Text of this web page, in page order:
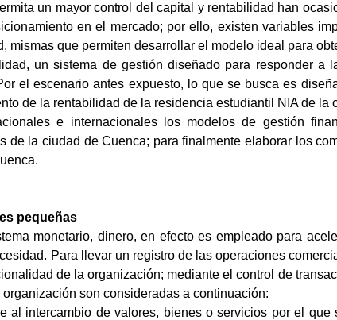
un mayor control del capital y rentabilidad han
en el mercado; por ello, existen variables
que permiten desarrollar el modelo ideal para
un sistema de gestión diseñado para responder a
el escenario antes expuesto, lo que se busca es
de la rentabilidad de la residencia estudiantil NIA de la
e internacionales los modelos de gestión
la ciudad de Cuenca; para finalmente elaborar los
pequeñas
monetario, dinero, en efecto es empleado para
Para llevar un registro de las operaciones
de la organización; mediante el control de
son consideradas a continuación:
al intercambio de valores, bienes o servicios por el que